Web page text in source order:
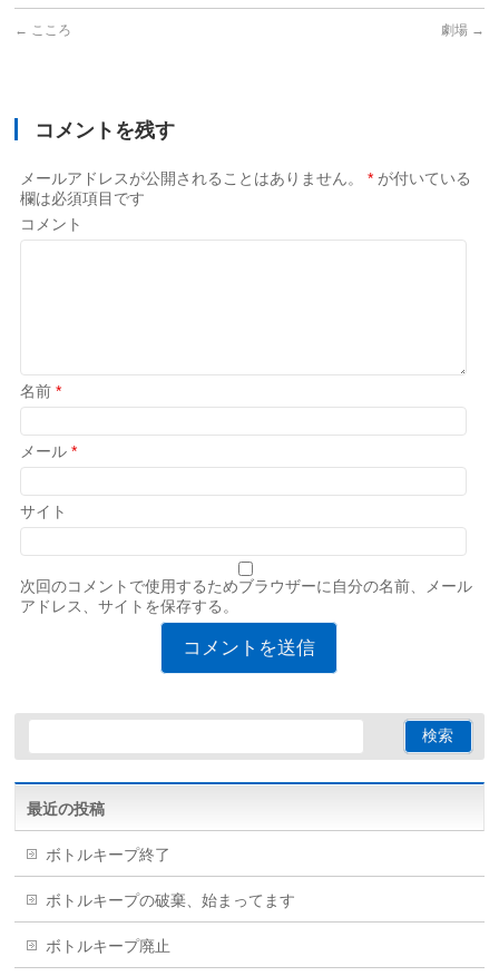
← こころ 劇場 →
コメントを残す
メールアドレスが公開されることはありません。 * が付いている
欄は必須項目です
コメント
名前*
メール*
サイト
次回のコメントで使用するためブラウザーに自分の名前、メール
アドレス、サイトを保存する。
最近の投稿
ボトルキープ終了
ボトルキープの破棄、始まってます
ボトルキープ廃止